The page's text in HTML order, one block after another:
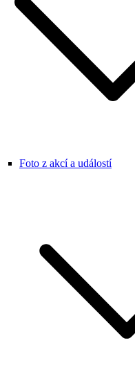
Foto z akcí a událostí